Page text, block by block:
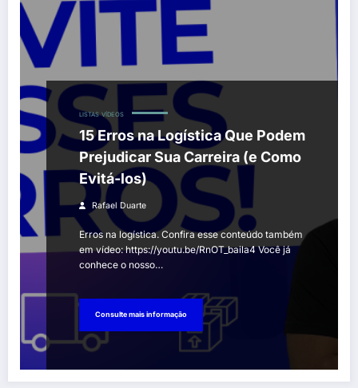
LISTAS VÍDEOS
15 Erros na Logística Que Podem
Prejudicar Sua Carreira (e Como
Evitá-los)
Rafael Duarte
Erros na logística. Confira esse conteúdo também
em vídeo: https://youtu.be/RnOT_baila4 Você já
conhece o nosso…
Consulte mais informação